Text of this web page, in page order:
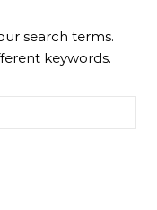
search terms.
keywords.